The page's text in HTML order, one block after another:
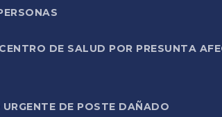
DE SALUD POR PRESUNTA
DE POSTE DAÑADO